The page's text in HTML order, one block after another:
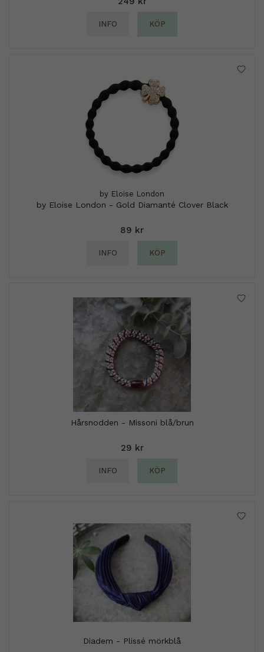
INFO KÖP
by Eloise London
by Eloise London - Gold Diamanté Clover Black
89 kr
INFO KÖP
Hårsnodden - Missoni blå/brun
29 kr
INFO KÖP
Diadem - Plissé mörkblå